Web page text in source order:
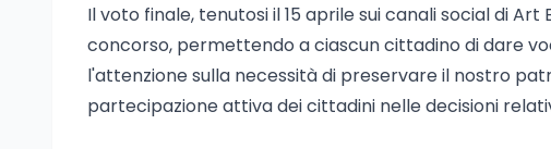
Il voto finale, tenutosi il 15 aprile sui canali social di
concorso, permettendo a ciascun cittadino di dare
l'attenzione sulla necessità di preservare il nostro
partecipazione attiva dei cittadini nelle decisioni